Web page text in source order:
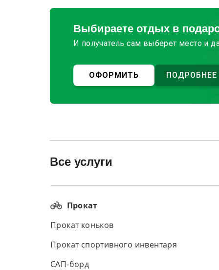
Выбираете отдых в
И получатель сам выберет место и
ОФОРМИТЬ ПОДРОБНЕЕ
Все услуги
Прокат
Прокат коньков
Прокат спортивного инвентаря
САП-борд